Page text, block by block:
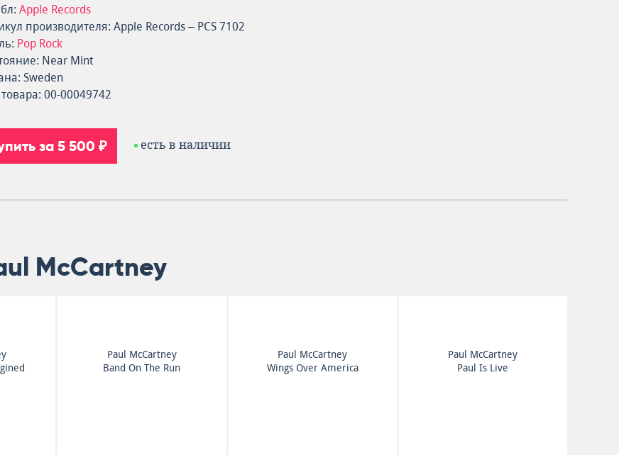
Apple Records
производителя: Apple Records – PCS 7102
Pop Rock
Near Mint
Sweden
00-00049742
за 5 500 ₽ есть в наличии
McCartney
Paul McCartney
Band On The Run
Paul McCartney
Wings Over America
Paul McCartney
Paul Is Live